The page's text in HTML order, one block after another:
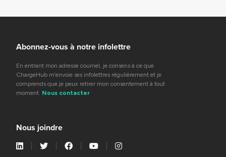
Abonnez-vous à notre infolettre
En entrant mon adresse courriel, je consens à ce que
ChargeHub m’envoie ses infolettres régulièrement et je
comprends que je peux retirer mon consentement à tout
moment. Nous contacter
Nous joindre